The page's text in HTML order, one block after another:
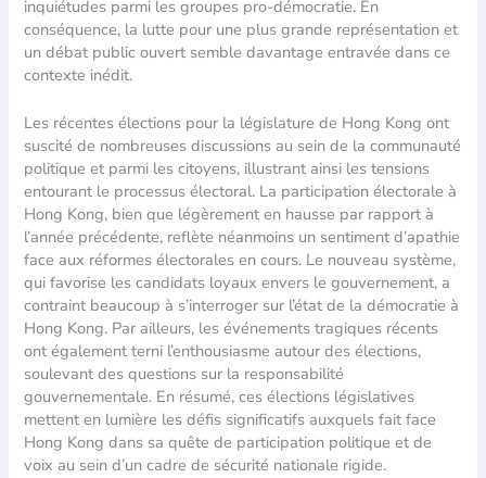
inquiétudes parmi les groupes pro-démocratie. En
conséquence, la lutte pour une plus grande représentation et
un débat public ouvert semble davantage entravée dans ce
contexte inédit.
Les récentes élections pour la législature de Hong Kong ont
suscité de nombreuses discussions au sein de la communauté
politique et parmi les citoyens, illustrant ainsi les tensions
entourant le processus électoral. La participation électorale à
Hong Kong, bien que légèrement en hausse par rapport à
l’année précédente, reflète néanmoins un sentiment d’apathie
face aux réformes électorales en cours. Le nouveau système,
qui favorise les candidats loyaux envers le gouvernement, a
contraint beaucoup à s’interroger sur l’état de la démocratie à
Hong Kong. Par ailleurs, les événements tragiques récents
ont également terni l’enthousiasme autour des élections,
soulevant des questions sur la responsabilité
gouvernementale. En résumé, ces élections législatives
mettent en lumière les défis significatifs auxquels fait face
Hong Kong dans sa quête de participation politique et de
voix au sein d’un cadre de sécurité nationale rigide.